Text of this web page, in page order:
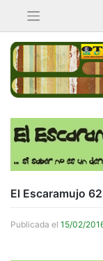
contenido
El Escaramujo
Publicada el 15/02/